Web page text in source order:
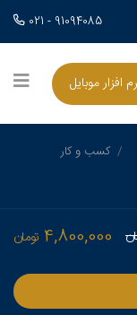
021 - 91094085
افزار موبایل
کسب و کار
4,800,000 تومان